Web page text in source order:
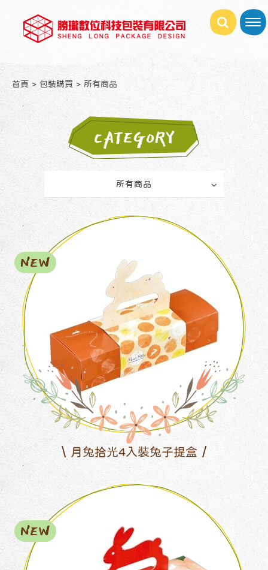
首頁 包裝購買 所有商品
CATEGORY
所有商品
月兔拾光4入裝兔子提盒
NEW
NEW